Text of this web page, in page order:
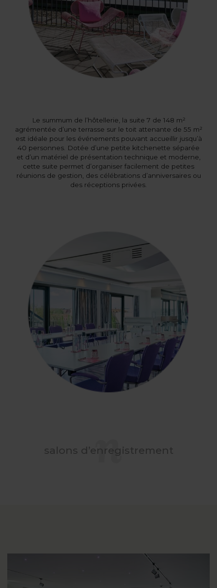
Le summum de l’hôtellerie, la suite 7 de 148 m²
agrémentée d’une terrasse sur le toit attenante de 55 m²
est idéale pour les événements pouvant accueillir jusqu’à
40 personnes. Dotée d’une petite kitchenette séparée
et d’un matériel de présentation technique et moderne,
cette suite permet d’organiser facilement de petites
réunions de gestion, des célébrations d’anniversaires ou
des réceptions privées.
salons d’enregistrement